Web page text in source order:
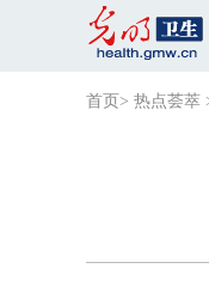
首页 > 热点荟萃